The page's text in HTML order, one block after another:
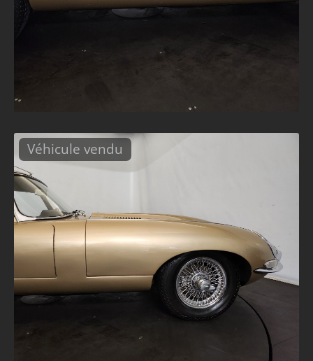
Véhicule vendu